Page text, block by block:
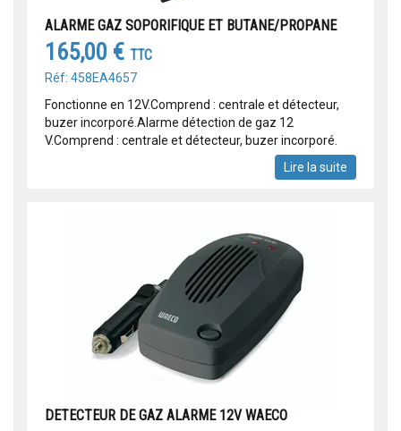
ALARME GAZ SOPORIFIQUE ET BUTANE/PROPANE
165,00 € TTC
Réf: 458EA4657
Fonctionne en 12V.Comprend : centrale et détecteur,
buzer incorporé.Alarme détection de gaz 12
V.Comprend : centrale et détecteur, buzer incorporé.
Lire la suite
DETECTEUR DE GAZ ALARME 12V WAECO